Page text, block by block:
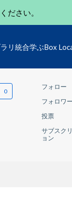
ださい。
リ 統合学ぶBox
フォロー
フォロワー
投票
サブスク
ョン